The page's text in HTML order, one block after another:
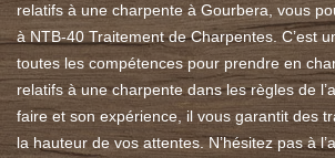
relatifs à une charpente à Gourbera, vous
à NTB-40 Traitement de Charpentes. C’est
toutes les compétences pour prendre en
relatifs à une charpente dans les règles de
faire et son expérience, il vous garantit des
la hauteur de vos attentes. N’hésitez pas à